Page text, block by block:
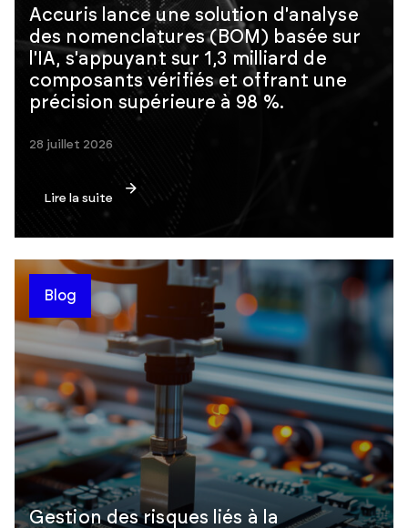
Accuris lance une solution d'analyse
des nomenclatures (BOM) basée sur
l'IA, s'appuyant sur 1,3 milliard de
composants vérifiés et offrant une
précision supérieure à 98 %.
28 juillet 2026
Lire la suite
Blog
Gestion des risques liés à la